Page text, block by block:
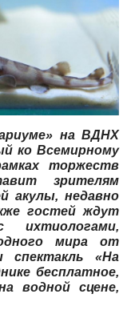
на ВДНХ
ко Всемирному
торжеств
зрителям
акулы, недавно
гостей ждут
ихтиологами,
мира от
спектакль «На
бесплатное,
водной сцене,